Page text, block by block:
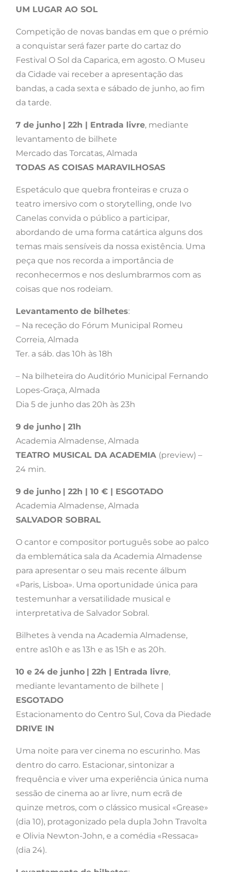
UM LUGAR AO SOL
Competição de novas bandas em que o prémio
a conquistar será fazer parte do cartaz do
Festival O Sol da Caparica, em agosto. O Museu
da Cidade vai receber a apresentação das
bandas, a cada sexta e sábado de junho, ao fim
da tarde.
7 de junho | 22h | Entrada livre, mediante
levantamento de bilhete
Mercado das Torcatas, Almada
TODAS AS COISAS MARAVILHOSAS
Espetáculo que quebra fronteiras e cruza o
teatro imersivo com o storytelling, onde Ivo
Canelas convida o público a participar,
abordando de uma forma catártica alguns dos
temas mais sensíveis da nossa existência. Uma
peça que nos recorda a importância de
reconhecermos e nos deslumbrarmos com as
coisas que nos rodeiam.
Levantamento de bilhetes:
– Na receção do Fórum Municipal Romeu
Correia, Almada
Ter. a sáb. das 10h às 18h
– Na bilheteira do Auditório Municipal Fernando
Lopes-Graça, Almada
Dia 5 de junho das 20h às 23h
9 de junho
| 21h
Academia Almadense, Almada
TEATRO MUSICAL DA ACADEMIA (preview) –
24 min.
9 de junho
| 22h | 10 € | ESGOTADO
Academia Almadense, Almada
SALVADOR SOBRAL
O cantor e compositor português sobe ao palco
da emblemática sala da Academia Almadense
para apresentar o seu mais recente álbum
«Paris, Lisboa». Uma oportunidade única para
testemunhar a versatilidade musical e
interpretativa de Salvador Sobral.
Bilhetes à venda na Academia Almadense,
entre as10h e as 13h e as 15h e as 20h.
10 e 24 de junho | 22h | Entrada livre,
mediante levantamento de bilhete |
ESGOTADO
Estacionamento do Centro Sul, Cova da Piedade
DRIVE IN
Uma noite para ver cinema no escurinho. Mas
dentro do carro. Estacionar, sintonizar a
frequência e viver uma experiência única numa
sessão de cinema ao ar livre, num ecrã de
quinze metros, com o clássico musical «Grease»
(dia 10), protagonizado pela dupla John Travolta
e Olivia Newton-John, e a comédia «Ressaca»
(dia 24).